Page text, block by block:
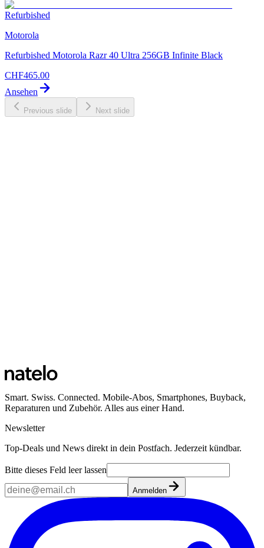
Refurbished
Motorola
Refurbished Motorola Razr 40 Ultra 256GB Infinite Black
CHF465.00
Ansehen
Previous slide Next slide
Smart. Swiss. Connected. Mobile-Abos, Smartphones, Buyback,
Reparaturen und Zubehör. Alles aus einer Hand.
Newsletter
Top-Deals und News direkt in dein Postfach. Jederzeit kündbar.
Bitte dieses Feld leer lassen
Anmelden